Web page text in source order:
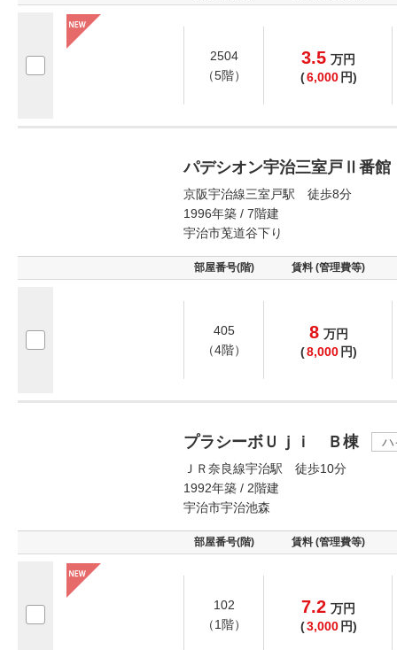
2504
（5階）
3.5 万円
(6,000 円)
パデシオン宇治三室戸Ⅱ番館
京阪宇治線三室戸駅 徒歩8分
1996年築 / 7階建
宇治市莵道谷下り
部屋番号(階) 賃料 (管理費等)
405
（4階）
8 万円
(8,000 円)
プラシーボＵｊｉ Ｂ棟
ハ
ＪＲ奈良線宇治駅 徒歩10分
1992年築 / 2階建
宇治市宇治池森
部屋番号(階) 賃料 (管理費等)
102
（1階）
7.2 万円
(3,000 円)